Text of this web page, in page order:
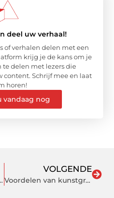
deel uw verhaal!
of verhalen delen met een
krijg je de kans om je
delen met lezers die
content. Schrijf mee en laat
horen!
vandaag nog
kunt kweken
VOLGENDE
Voordelen van kunstgras in de tuin